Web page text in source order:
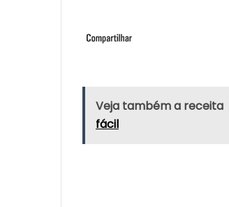
Veja também a receita
fácil